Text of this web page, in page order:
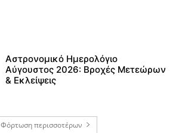
Αστρονομικό Ημερολόγιο
Αύγουστος 2026: Βροχές Μετεώρων
& Εκλείψεις
Φόρτωση περισσοτέρων